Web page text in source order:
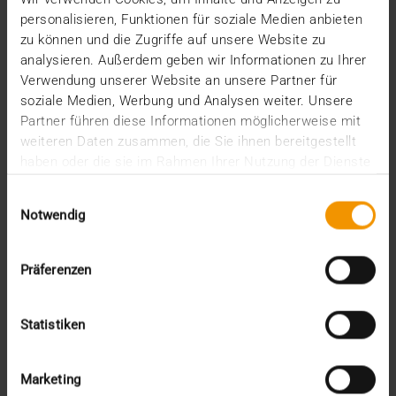
personalisieren, Funktionen für soziale Medien anbieten
zu können und die Zugriffe auf unsere Website zu
analysieren. Außerdem geben wir Informationen zu Ihrer
Verwendung unserer Website an unsere Partner für
soziale Medien, Werbung und Analysen weiter. Unsere
Partner führen diese Informationen möglicherweise mit
weiteren Daten zusammen, die Sie ihnen bereitgestellt
Notwendig
Präferenzen
Statistiken
Marketing
encore de trois années complètes avant
l’introduction…
VISUS HEALTH IT
EN SAVOIR PLUS